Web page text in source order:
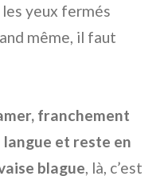
yeux fermés
même, il faut
franchement
langue et reste en
blague, là, c’est